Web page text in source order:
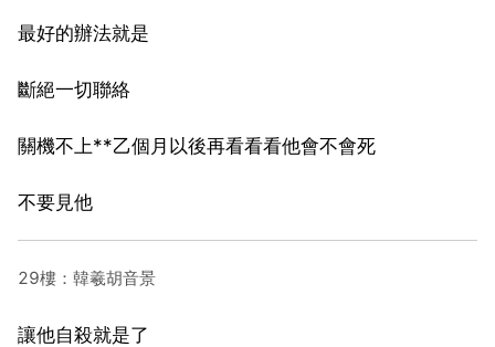
最好的辦法就是
斷絕一切聯絡
關機不上**乙個月以後再看看看他會不會死
不要見他
29樓：韓羲胡音景
讓他自殺就是了